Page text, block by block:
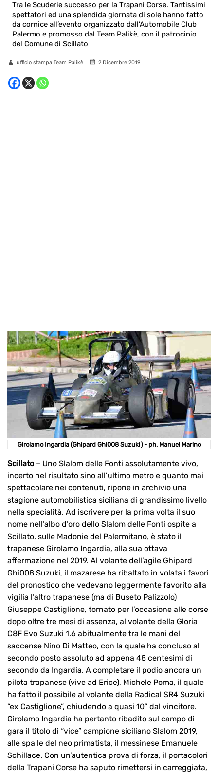
Tra le Scuderie successo per la Trapani Corse. Tantissimi
spettatori ed una splendida giornata di sole hanno fatto
da cornice all’evento organizzato dall’Automobile Club
Palermo e promosso dal Team Palikè, con il patrocinio
del Comune di Scillato
ufficio stampa Team Palikè 2 Dicembre 2019
Girolamo Ingardia (Ghipard Ghi008 Suzuki) - ph. Manuel Marino
Scillato – Uno Slalom delle Fonti assolutamente vivo,
incerto nel risultato sino all’ultimo metro e quanto mai
spettacolare nei contenuti, ripone in archivio una
stagione automobilistica siciliana di grandissimo livello
nella specialità. Ad iscrivere per la prima volta il suo
nome nell’albo d’oro dello Slalom delle Fonti ospite a
Scillato, sulle Madonie del Palermitano, è stato il
trapanese Girolamo Ingardia, alla sua ottava
affermazione nel 2019. Al volante dell’agile Ghipard
Ghi008 Suzuki, il mazarese ha ribaltato in volata i favori
del pronostico che vedevano leggermente favorito alla
vigilia l’altro trapanese (ma di Buseto Palizzolo)
Giuseppe Castiglione, tornato per l’occasione alle corse
dopo oltre tre mesi di assenza, al volante della Gloria
C8F Evo Suzuki 1.6 abitualmente tra le mani del
saccense Nino Di Matteo, con la quale ha concluso al
secondo posto assoluto ad appena 48 centesimi di
secondo da Ingardia. A completare il podio ancora un
pilota trapanese (vive ad Erice), Michele Poma, il quale
ha fatto il possibile al volante della Radical SR4 Suzuki
“ex Castiglione”, chiudendo a quasi 10” dal vincitore.
Girolamo Ingardia ha pertanto ribadito sul campo di
gara il titolo di “vice” campione siciliano Slalom 2019,
alle spalle del neo primatista, il messinese Emanuele
Schillace. Con un’autentica prova di forza, il portacolori
della Trapani Corse ha saputo rimettersi in carreggiata,